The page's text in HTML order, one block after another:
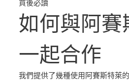
買後必讀
如何與阿賽
一起合作
我們提供了幾種使用阿賽斯特萊